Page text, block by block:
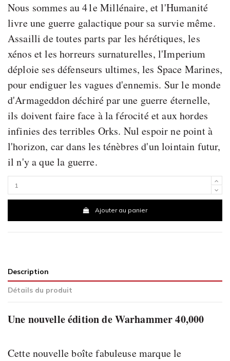
Nous sommes au 41e Millénaire, et l'Humanité
livre une guerre galactique pour sa survie même.
Assailli de toutes parts par les hérétiques, les
xénos et les horreurs surnaturelles, l'Imperium
déploie ses défenseurs ultimes, les Space Marines,
pour endiguer les vagues d'ennemis. Sur le monde
d'Armageddon déchiré par une guerre éternelle,
ils doivent faire face à la férocité et aux hordes
infinies des terribles Orks. Nul espoir ne point à
l'horizon, car dans les ténèbres d'un lointain futur,
il n'y a que la guerre.
Ajouter au panier
Description
Détails du produit
Une nouvelle édition de Warhammer 40,000
Cette nouvelle boîte fabuleuse marque le